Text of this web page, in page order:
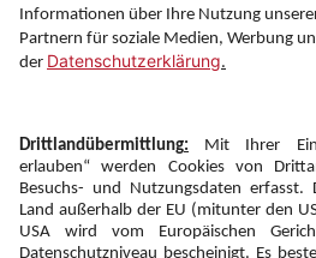
Folgen Sie uns auf
Newsletter: